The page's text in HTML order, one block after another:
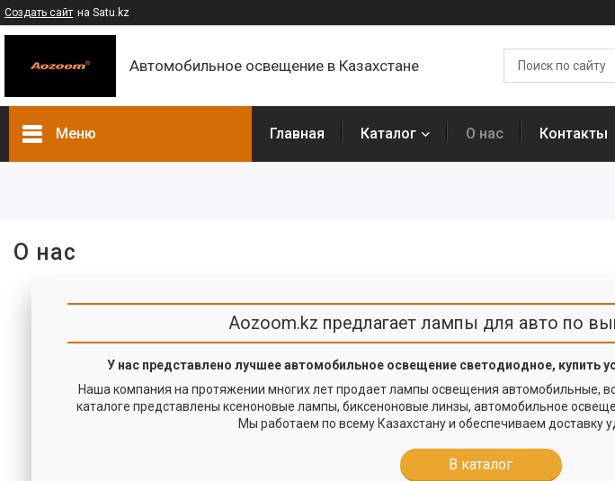
Создать сайт на Satu.kz
Автомобильное освещение в Казахстане
Меню Главная Каталог О нас Контакты
О нас
Aozoom.kz предлагает лампы для авто по
У нас представлено лучшее автомобильное освещение светодиодное, купить
Наша компания на протяжении многих лет продает лампы освещения автомобильные,
каталоге представлены ксеноновые лампы, биксеноновые линзы, автомобильное
Мы работаем по всему Казахстану и обеспечиваем доставку
В каталог